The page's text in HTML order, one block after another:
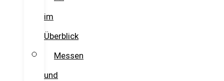
im
Überblick
Messen
und